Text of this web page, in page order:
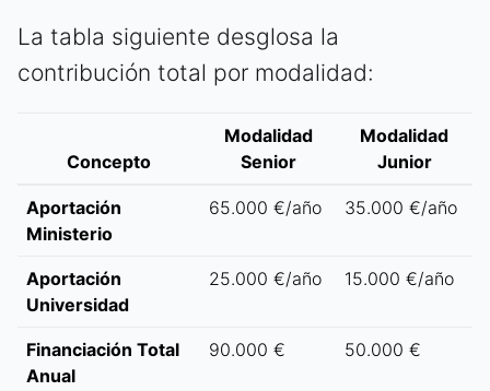
La tabla siguiente desglosa la
contribución total por modalidad:
Concepto
Modalidad
Senior
Modalidad
Junior
Aportación
Ministerio
65.000 €/año 35.000 €/año
Aportación
Universidad
25.000 €/año 15.000 €/año
Financiación Total
Anual
90.000 € 50.000 €